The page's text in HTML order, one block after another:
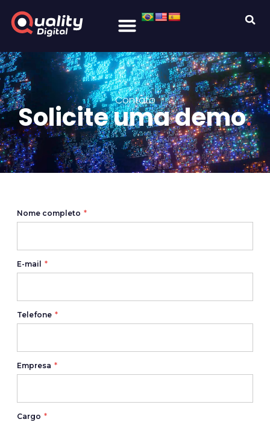
Contato
Solicite uma demo.
Nome completo
E-mail
Telefone
Empresa
Cargo